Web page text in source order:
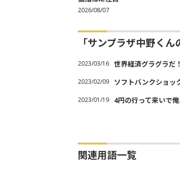
2026/08/07
「サンプラザ中野く
2023/03/16 世界経済グラグラだ
2023/02/09 ソフトバンクショッ
2023/01/19 4円の行って来いで
関連用語一覧